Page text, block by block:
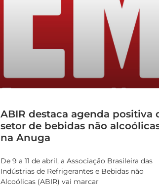
ABIR destaca agenda positiva
setor de bebidas não
na Anuga
De 9 a 11 de abril, a Associação Brasileira das
Indústrias de Refrigerantes e Bebidas não
Alcoólicas (ABIR) vai marcar